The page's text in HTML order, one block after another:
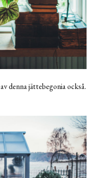
denna jättebegonia också.